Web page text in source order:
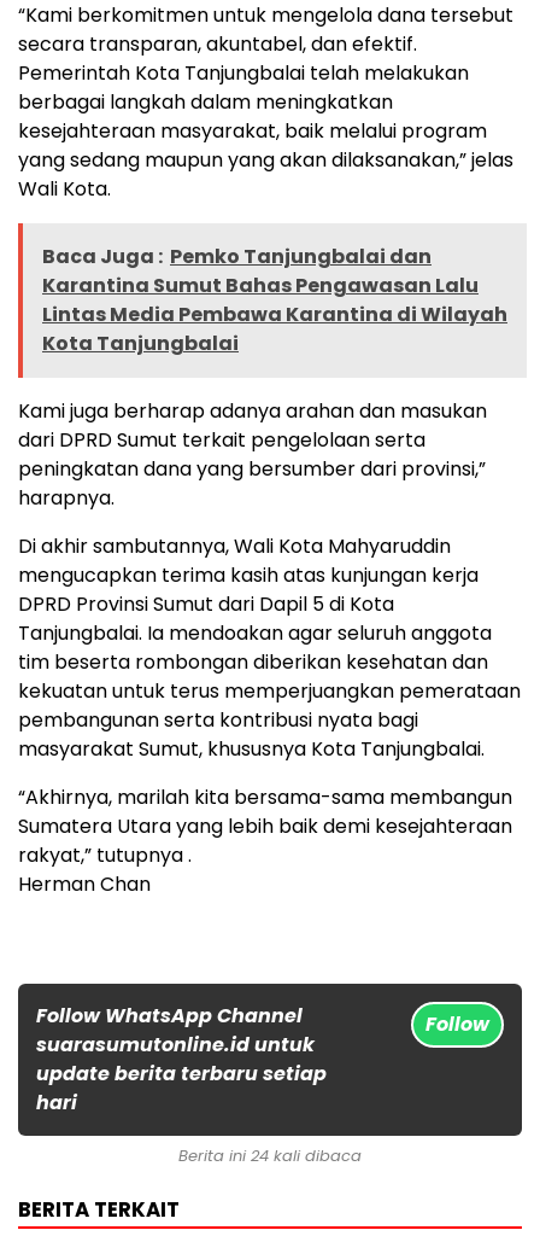
“Kami berkomitmen untuk mengelola dana tersebut
secara transparan, akuntabel, dan efektif.
Pemerintah Kota Tanjungbalai telah melakukan
berbagai langkah dalam meningkatkan
kesejahteraan masyarakat, baik melalui program
yang sedang maupun yang akan dilaksanakan,” jelas
Wali Kota.
Baca Juga : Pemko Tanjungbalai dan
Karantina Sumut Bahas Pengawasan Lalu
Lintas Media Pembawa Karantina di Wilayah
Kota Tanjungbalai
Kami juga berharap adanya arahan dan masukan
dari DPRD Sumut terkait pengelolaan serta
peningkatan dana yang bersumber dari provinsi,”
harapnya.
Di akhir sambutannya, Wali Kota Mahyaruddin
mengucapkan terima kasih atas kunjungan kerja
DPRD Provinsi Sumut dari Dapil 5 di Kota
Tanjungbalai. Ia mendoakan agar seluruh anggota
tim beserta rombongan diberikan kesehatan dan
kekuatan untuk terus memperjuangkan pemerataan
pembangunan serta kontribusi nyata bagi
masyarakat Sumut, khususnya Kota Tanjungbalai.
“Akhirnya, marilah kita bersama-sama membangun
Sumatera Utara yang lebih baik demi kesejahteraan
rakyat,” tutupnya .
Herman Chan
Follow WhatsApp Channel
suarasumutonline.id untuk
update berita terbaru setiap
hari
Follow
Berita ini 24 kali dibaca
BERITA TERKAIT